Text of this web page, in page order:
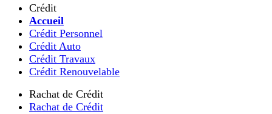
Crédit
Accueil
Crédit Personnel
Crédit Auto
Crédit Travaux
Crédit Renouvelable
Rachat de Crédit
Rachat de Crédit